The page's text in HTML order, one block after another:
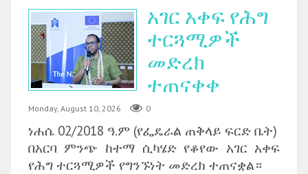
አገር አቀፍ የሕግ
ተርጓሚዎች
መድረክ
ተጠናቀቀ
Monday, August 10, 2026 0
ነሐሴ 02/2018 ዓ.ም (የፌዴራል ጠቅላይ ፍርድ ቤት)
‎በአርባ ምንጭ ከተማ ሲካሄድ የቆየው አገር አቀፍ
የሕግ ተርጓሚዎች የግንኙነት መድረክ ተጠናቋል።